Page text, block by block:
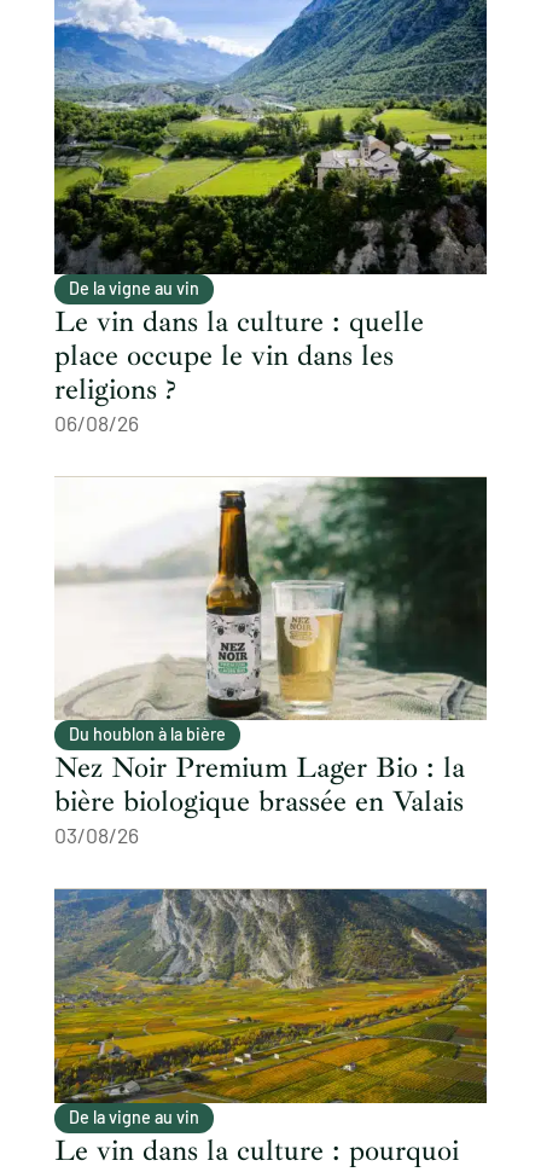
De la vigne au vin
Le vin dans la culture : quelle
place occupe le vin dans les
religions ?
06/08/26
Du houblon à la bière
Nez Noir Premium Lager Bio : la
bière biologique brassée en Valais
03/08/26
De la vigne au vin
Le vin dans la culture : pourquoi